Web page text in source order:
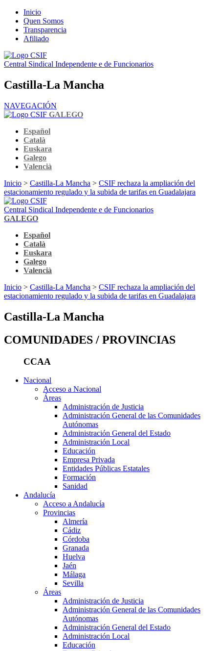
Inicio
Quen Somos
Transparencia
Afiliado
Central Sindical Independente e de Funcionarios
Castilla-La Mancha
NAVEGACIÓN
GALEGO
Español
Català
Euskara
Galego
Valencià
Inicio > Castilla-La Mancha > CSIF rechaza la ampliación del
estacionamiento regulado y la subida de tarifas en Guadalajara
Central Sindical Independente e de Funcionarios
GALEGO
Español
Català
Euskara
Galego
Valencià
Inicio > Castilla-La Mancha > CSIF rechaza la ampliación del
estacionamiento regulado y la subida de tarifas en Guadalajara
Castilla-La Mancha
COMUNIDADES / PROVINCIAS
CCAA
Nacional
Acceso a Nacional
Áreas
Administración de Justicia
Administración General de las Comunidades
Autónomas
Administración General del Estado
Administración Local
Educación
Empresa Privada
Entidades Públicas Estatales
Formación
Sanidad
Andalucía
Acceso a Andalucía
Provincias
Almería
Cádiz
Córdoba
Granada
Huelva
Jaén
Málaga
Sevilla
Áreas
Administración de Justicia
Administración General de las Comunidades
Autónomas
Administración General del Estado
Administración Local
Educación